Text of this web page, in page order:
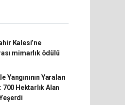
Kalesi’ne
mimarlık ödülü
Yangınının Yaraları
700 Hektarlık Alan